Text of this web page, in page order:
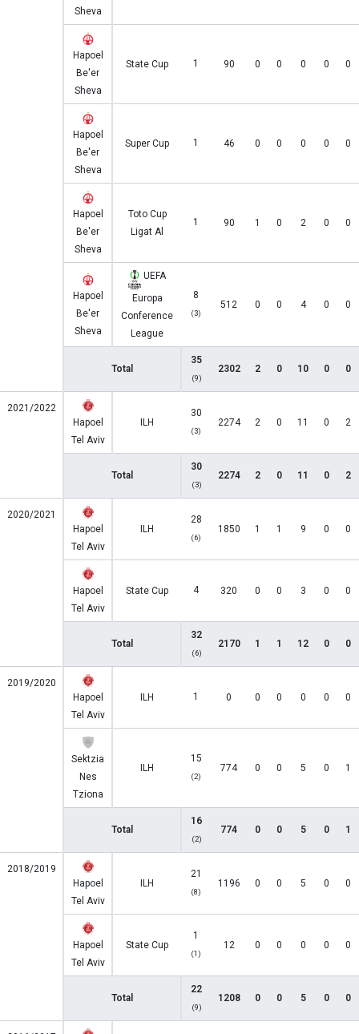
Sheva
Hapoel
Be'er
Sheva
State Cup 1 90 0 0 0 0 0
Hapoel
Be'er
Sheva
Super Cup 1 46 0 0 0 0 0
Hapoel
Be'er
Sheva
Toto Cup
Ligat Al
1 90 1 0 2 0 0
Hapoel
Be'er
Sheva
UEFA
Europa
Conference
League
8
(3)
512 0 0 4 0 0
Total
35
(9)
2302 2 0 10 0 0
2021/2022
Hapoel
Tel Aviv
ILH
30
(3)
2274 2 0 11 0 2
Total
30
(3)
2274 2 0 11 0 2
2020/2021
Hapoel
Tel Aviv
ILH
28
(6)
1850 1 1 9 0 0
Hapoel
Tel Aviv
State Cup 4 320 0 0 3 0 0
Total
32
(6)
2170 1 1 12 0 0
2019/2020
Hapoel
Tel Aviv
ILH 1 0 0 0 0 0 0
Sektzia
Nes
Tziona
ILH
15
(2)
774 0 0 5 0 1
Total
16
(2)
774 0 0 5 0 1
2018/2019
Hapoel
Tel Aviv
ILH
21
(8)
1196 0 0 5 0 0
Hapoel
Tel Aviv
State Cup
1
(1)
12 0 0 0 0 0
Total
22
(9)
1208 0 0 5 0 0